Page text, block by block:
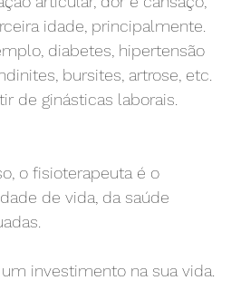
idade, principalmente.
diabetes, hipertensão
bursites, artrose, etc.
de ginásticas laborais.
o fisioterapeuta é o
de vida, da saúde
investimento na sua vida.